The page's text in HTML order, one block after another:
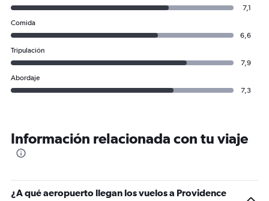
7,1
Comida
6,6
Tripulación
7,9
Abordaje
7,3
Información relacionada con tu viaje
¿A qué aeropuerto llegan los vuelos a Providence